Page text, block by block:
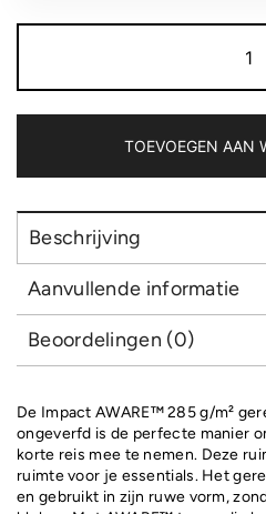
TOEVOEGEN AAN
Beschrijving
Aanvullende informatie
Beoordelingen (0)
De Impact AWARE™ 285 g/m²
ongeverfd is de perfecte manier
korte reis mee te nemen. Deze
ruimte voor je essentials. Het
en gebruikt in zijn ruwe vorm,